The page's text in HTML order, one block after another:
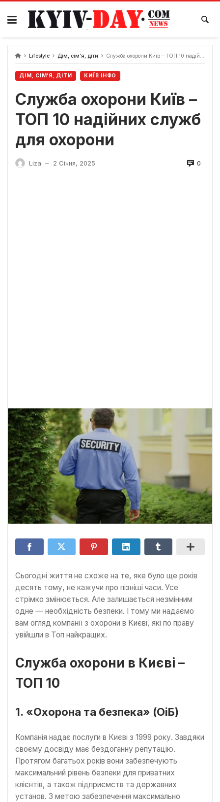
Перейти
вмісту
Lifestyle Дім, сім’я, діти Служба охорони Київ – ТОП 10 надійних служб для охорони
ДІМ, СІМ’Я, ДІТИ КИЇВ ІНФО
Служба охорони Київ –
ТОП 10 надійних служб
для охорони
Liza — 2 Січня, 2025 0
Сьогодні життя не схоже на те, яке було ще років
десять тому, не кажучи про пізніші часи. Усе
стрімко змінюється. Але залишається незмінним
одне — необхідність безпеки. І тому ми надаємо
вам огляд компанії з охорони в Києві, які по праву
увійшли в Топ найкращих.
Служба охорони в Києві –
ТОП 10
1. «Охорона та безпека» (ОіБ)
Компанія надає послуги в Києві з 1999 року. Завдяки
своєму досвіду має бездоганну репутацію.
Протягом багатьох років вони забезпечують
максимальний рівень безпеки для приватних
клієнтів, а також підприємств та державних
установ. З метою забезпечення максимально